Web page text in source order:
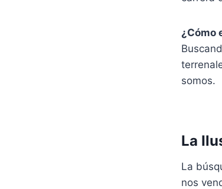
¿Cómo
somos.
La
La
nos